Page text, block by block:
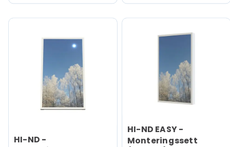
HI-ND -
HI-ND EASY -
Monteringssett